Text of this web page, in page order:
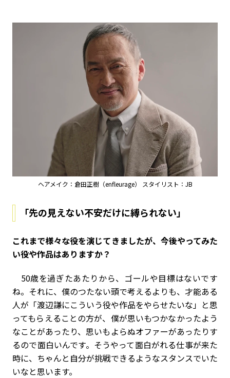
ヘアメイク：倉田正樹（enfleurage） スタイリスト：JB
「先の見えない不安だけに縛られない」
――これまで様々な役を演じてきましたが、今後やってみた
い役や作品はありますか？
50歳を過ぎたあたりから、ゴールや目標はないです
ね。それに、僕のつたない頭で考えるよりも、才能ある
人が「渡辺謙にこういう役や作品をやらせたいな」と思
ってもらえることの方が、僕が思いもつかなかったよう
なことがあったり、思いもよらぬオファーがあったりす
るので面白いんです。そうやって面白がれる仕事が来た
時に、ちゃんと自分が挑戦できるようなスタンスでいた
いなと思います。